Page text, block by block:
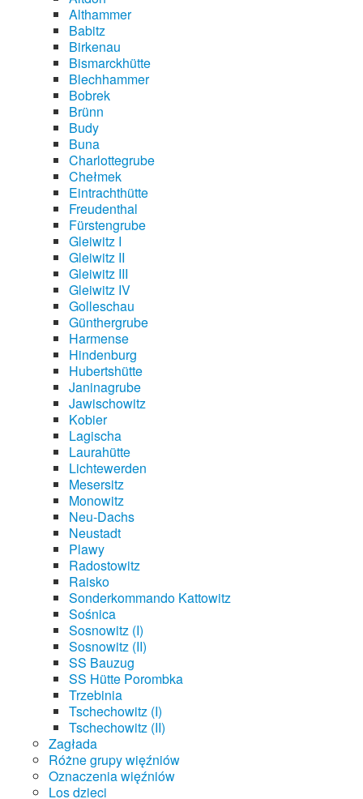
Althammer
Babitz
Birkenau
Bismarckhütte
Blechhammer
Bobrek
Brünn
Budy
Buna
Charlottegrube
Chełmek
Eintrachthütte
Freudenthal
Fürstengrube
Gleiwitz I
Gleiwitz II
Gleiwitz III
Gleiwitz IV
Golleschau
Günthergrube
Harmense
Hindenburg
Hubertshütte
Janinagrube
Jawischowitz
Kobier
Lagischa
Laurahütte
Lichtewerden
Mesersitz
Monowitz
Neu-Dachs
Neustadt
Plawy
Radostowitz
Raisko
Sonderkommando Kattowitz
Sośnica
Sosnowitz (I)
Sosnowitz (II)
SS Bauzug
SS Hütte Porombka
Trzebinia
Tschechowitz (I)
Tschechowitz (II)
Zagłada
Różne grupy więźniów
Oznaczenia więźniów
Los dzieci